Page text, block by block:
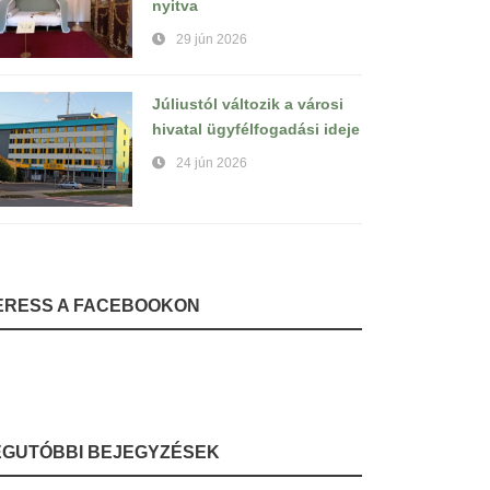
nyitva
29 jún 2026
Júliustól változik a városi
hivatal ügyfélfogadási ideje
24 jún 2026
A FACEBOOKON
BEJEGYZÉSEK